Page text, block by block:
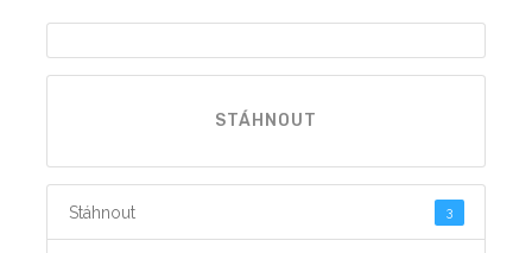
STÁHNOUT
Stáhnout 3